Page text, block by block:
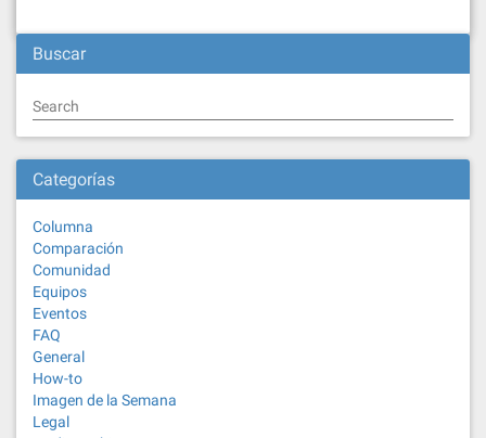
Buscar
Search
Categorías
Columna
Comparación
Comunidad
Equipos
Eventos
FAQ
General
How-to
Imagen de la Semana
Legal